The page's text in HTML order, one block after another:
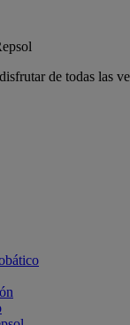
de todas las